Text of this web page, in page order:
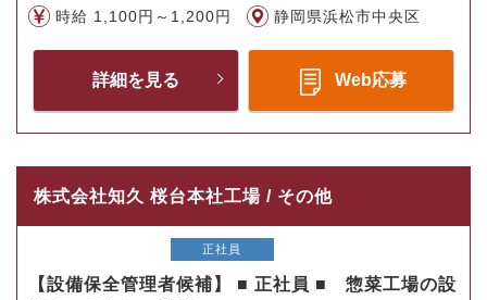
時給 1,100円～1,200円 静岡県浜松市中央区
詳細を見る Web応募
株式会社知久 桜台本社工場 / その他
正社員
【設備保全管理者候補】 ■ 正社員 ■ 惣菜工場の設